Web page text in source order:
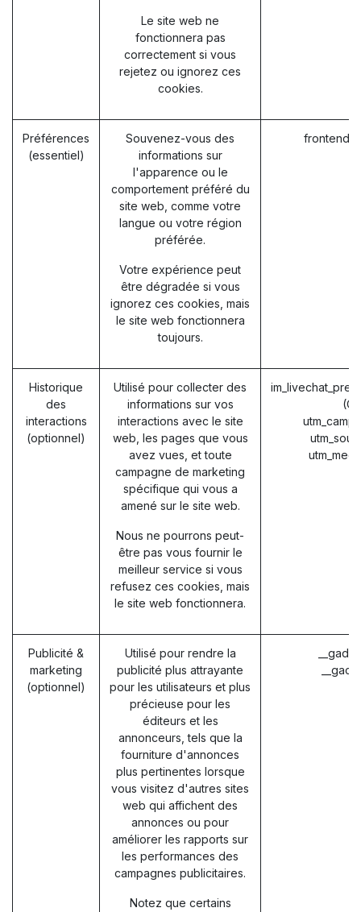
Le site web ne
fonctionnera pas
correctement si vous
rejetez ou ignorez ces
cookies.
Préférences
(essentiel)
Souvenez-vous des
informations sur
l'apparence ou le
comportement préféré du
site web, comme votre
langue ou votre région
préférée.
Votre expérience peut
être dégradée si vous
ignorez ces cookies, mais
le site web fonctionnera
toujours.
Historique
des
interactions
(optionnel)
Utilisé pour collecter des
informations sur vos
interactions avec le site
web, les pages que vous
avez vues, et toute
campagne de marketing
spécifique qui vous a
amené sur le site web.
Nous ne pourrons peut-
être pas vous fournir le
meilleur service si vous
refusez ces cookies, mais
le site web fonctionnera.
Publicité &
marketing
(optionnel)
Utilisé pour rendre la
publicité plus attrayante
pour les utilisateurs et plus
précieuse pour les
éditeurs et les
annonceurs, tels que la
fourniture d'annonces
plus pertinentes lorsque
vous visitez d'autres sites
web qui affichent des
annonces ou pour
améliorer les rapports sur
les performances des
campagnes publicitaires.
Notez que certains
__gac